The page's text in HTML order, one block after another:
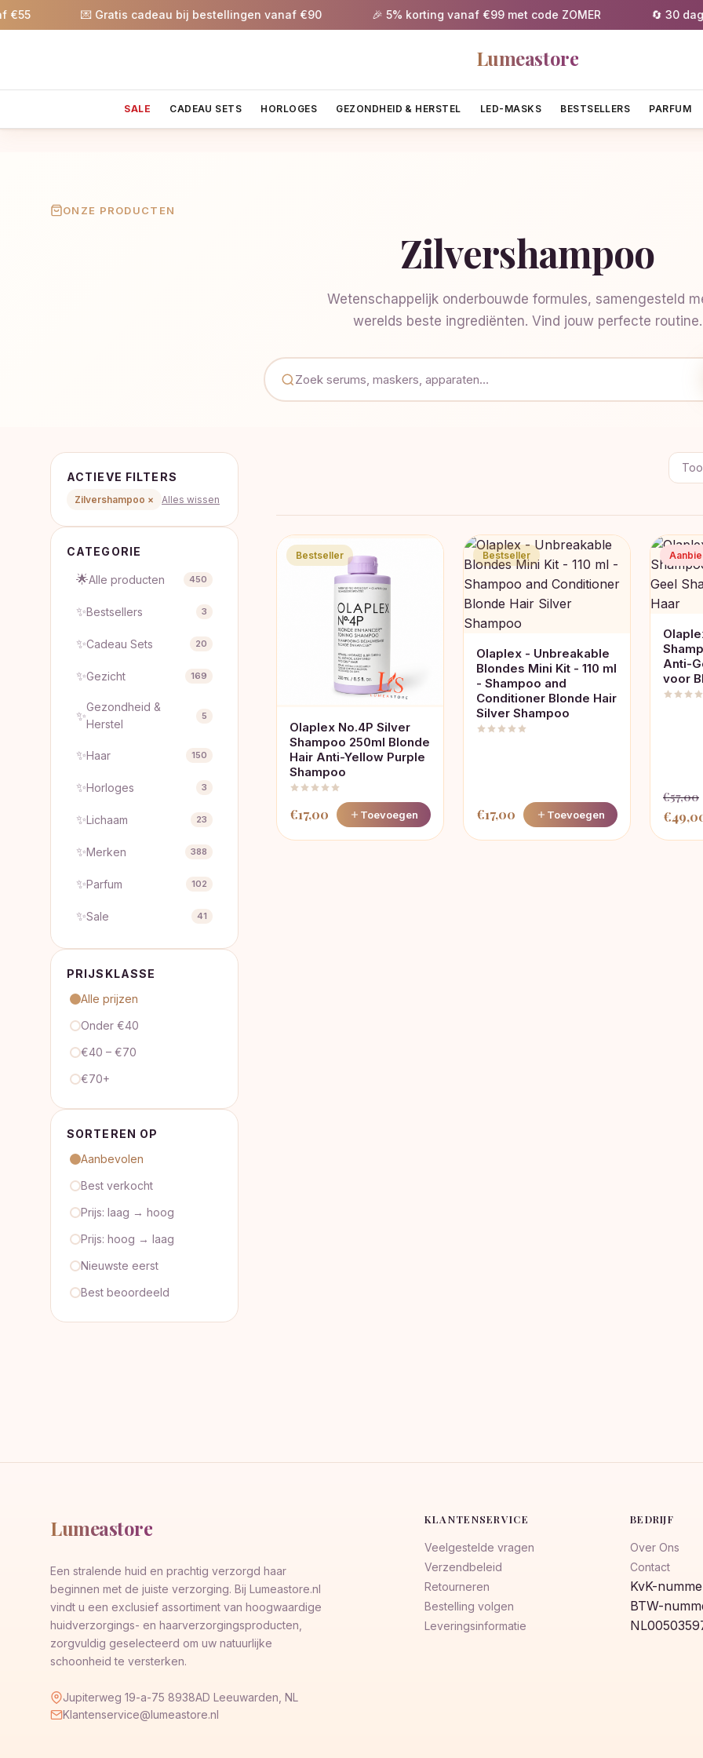
💌 Gratis cadeau bij bestellingen vanaf €90 🎉 5% korting vanaf €99 met code ZOMER 🔄 30 dagen
Lumeastore
SALE CADEAU SETS HORLOGES GEZONDHEID & HERSTEL LED-MASKS BESTSELLERS PARFUM
ONZE PRODUCTEN
Zilvershampoo
Wetenschappelijk onderbouwde formules, samengesteld
werelds beste ingrediënten. Vind jouw perfecte routine.
ACTIEVE FILTERS
Zilvershampoo × Alles wissen
CATEGORIE
🌟Alle producten 450
✨Bestsellers 3
✨Cadeau Sets 20
✨Gezicht 169
✨
Gezondheid &
Herstel
5
✨Haar 150
✨Horloges 3
✨Lichaam 23
✨Merken 388
✨Parfum 102
✨Sale 41
PRIJSKLASSE
Alle prijzen
Onder €40
€40 – €70
€70+
SORTEREN OP
Aanbevolen
Best verkocht
Prijs: laag → hoog
Prijs: hoog → laag
Nieuwste eerst
Best beoordeeld
Bestseller
Olaplex No.4P Silver
Shampoo 250ml Blonde
Hair Anti-Yellow Purple
Shampoo
€17,00 Toevoegen
Bestseller
Olaplex - Unbreakable
Blondes Mini Kit - 110 ml
- Shampoo and
Conditioner Blonde Hair
Silver Shampoo
€17,00 Toevoegen
Anti-
voor
€57,00
prijs
€
Lumeastore
Een stralende huid en prachtig verzorgd haar
beginnen met de juiste verzorging. Bij Lumeastore.nl
vindt u een exclusief assortiment van hoogwaardige
huidverzorgings- en haarverzorgingsproducten,
zorgvuldig geselecteerd om uw natuurlijke
schoonheid te versterken.
Jupiterweg 19-a-75 8938AD Leeuwarden, NL
Klantenservice@lumeastore.nl
KLANTENSERVICE
Veelgestelde vragen
Verzendbeleid
Retourneren
Bestelling volgen
Leveringsinformatie
BEDRIJF
Over Ons
Contact
KvK-
BTW-